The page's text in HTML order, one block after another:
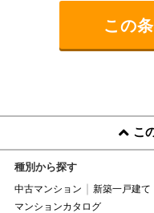
こ
種別から探す
中古マンション 新築一戸建て
マンションカタログ